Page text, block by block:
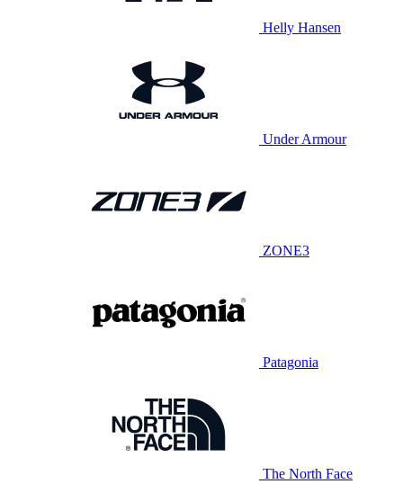
Helly Hansen
Under Armour
ZONE3
Patagonia
The North Face